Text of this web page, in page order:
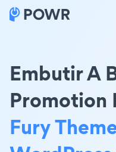
Embutir A
Promotion
Fury